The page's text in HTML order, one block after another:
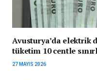
Avusturya’da elektrik
tüketim 10 centle
27 MAYIS 2026